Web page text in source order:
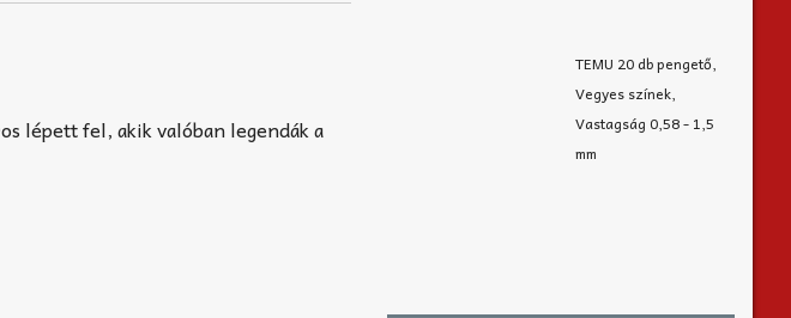
lépett fel, akik valóban legendák a
TEMU 20 db pengető,
Vegyes színek,
Vastagság 0,58 - 1,5
mm